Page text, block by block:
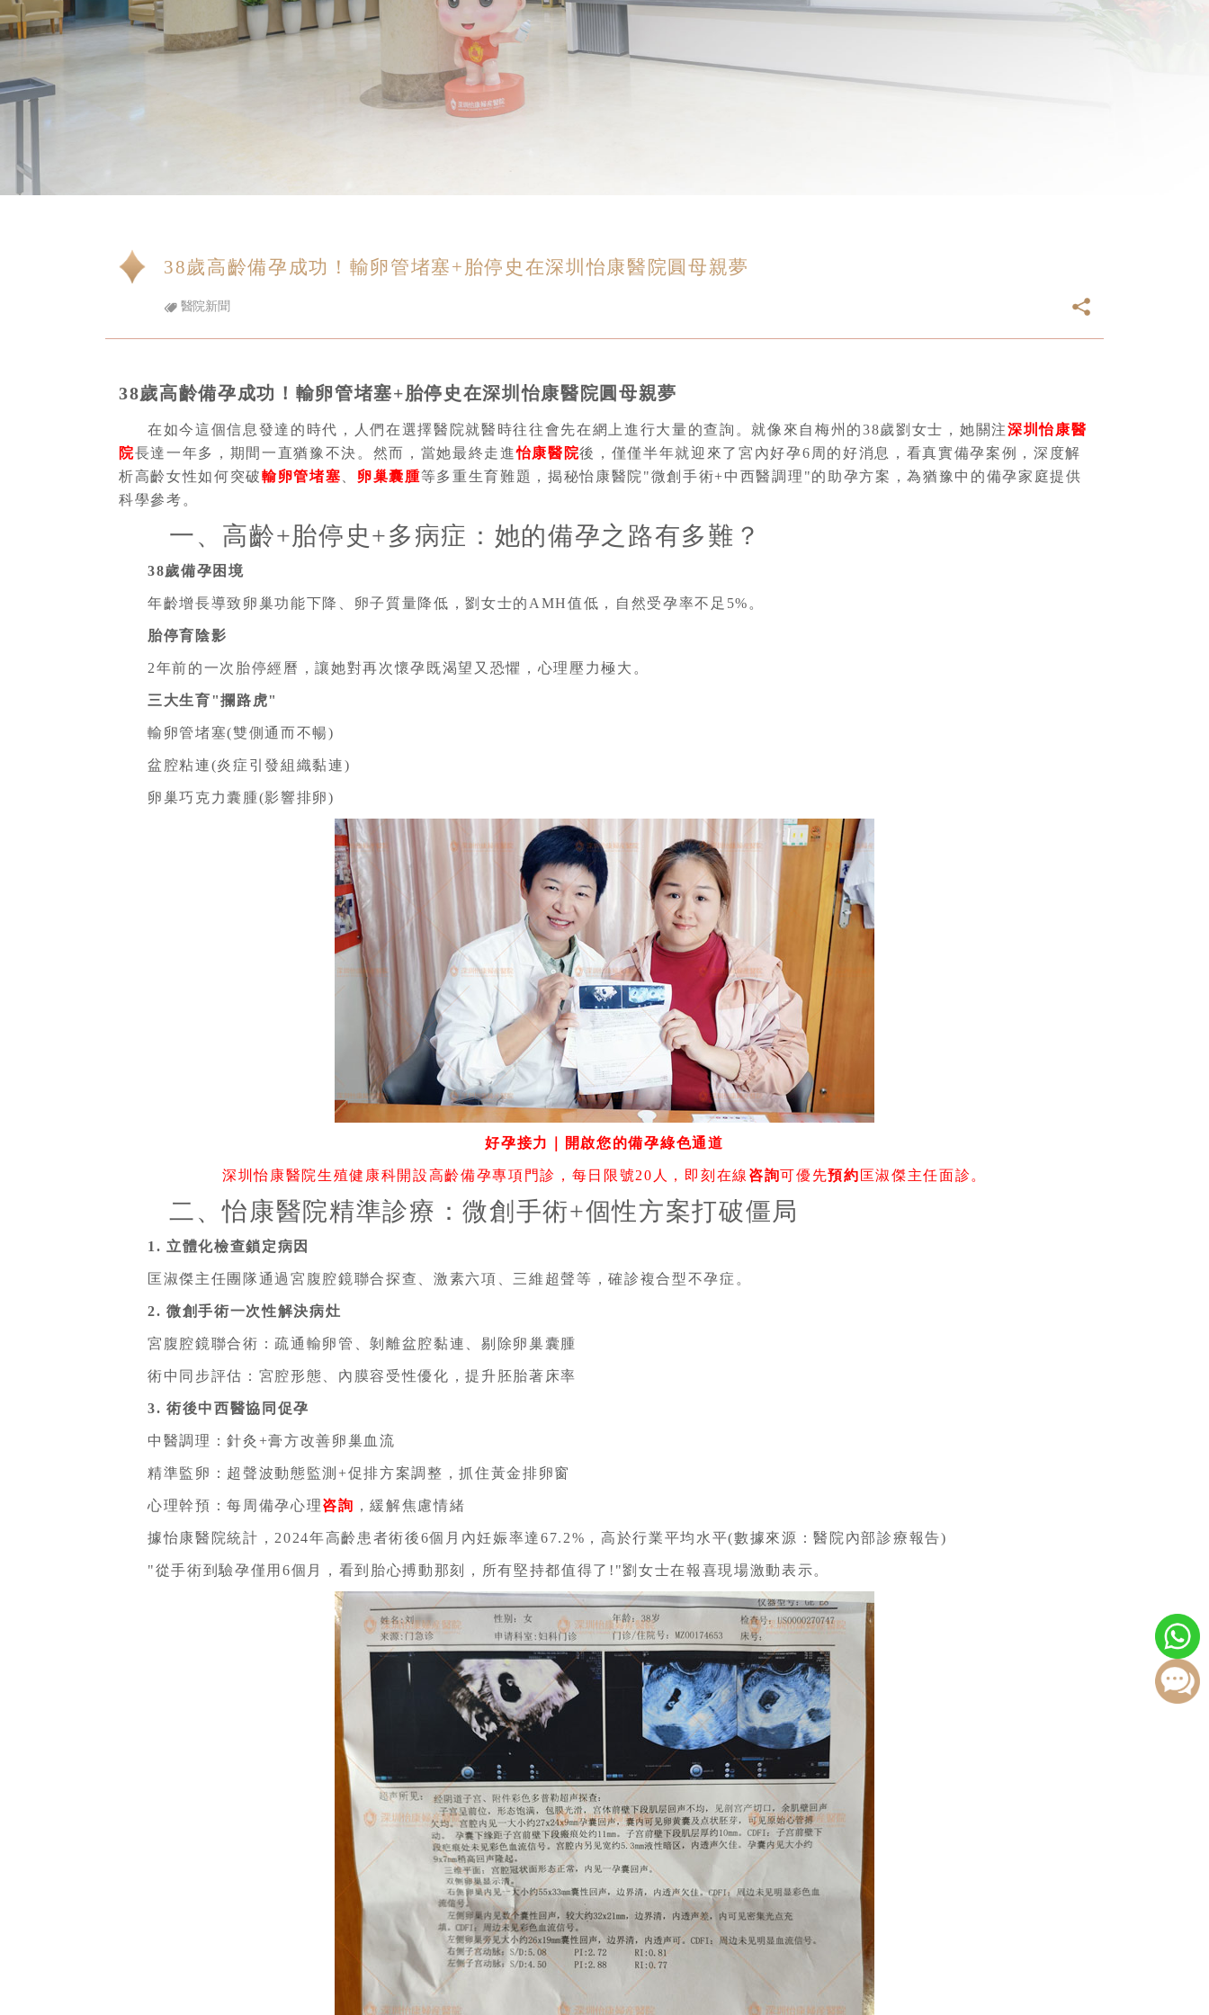
38歲高齡備孕成功！輸卵管堵塞+胎停史在深圳怡康醫院圓母親夢
醫院新聞
38歲高齡備孕成功！輸卵管堵塞+胎停史在深圳怡康醫院圓母親夢
在如今這個信息發達的時代，人們在選擇醫院就醫時往往會先在網上進行大量的查詢。就像來自梅州的38歲劉女士，她關注深圳怡康醫
院長達一年多，期間一直猶豫不決。然而，當她最終走進怡康醫院後，僅僅半年就迎來了宮內好孕6周的好消息，看真實備孕案例，深度解
析高齡女性如何突破輸卵管堵塞 卵巢囊腫等多重生育難題，揭秘怡康醫院"微創手術+中西醫調理"的助孕方案，為猶豫中的備孕家庭提供
科學參考。
一、高齡+胎停史+多病症：她的備孕之路有多難？
38歲備孕困境
年齡增長導致卵巢功能下降、卵子質量降低，劉女士的AMH值低，自然受孕率不足5%。
胎停育陰影
2年前的一次胎停經曆，讓她對再次懷孕既渴望又恐懼，心理壓力極大。
三大生育"攔路虎"
輸卵管堵塞(雙側通而不暢)
盆腔粘連(炎症引發組織黏連)
卵巢巧克力囊腫(影響排卵)
好孕接力｜開啟您的備孕綠色通道
深圳怡康醫院生殖健康科開設高齡備孕專項門診，每日限號20人，即刻在線 咨詢可優先預約 匡淑傑主任面診。
二、怡康醫院精準診療：微創手術+個性方案打破僵局
1. 立體化檢查鎖定病因
匡淑傑主任團隊通過宮腹腔鏡聯合探查、激素六項、三維超聲等，確診複合型不孕症。
2. 微創手術一次性解決病灶
宮腹腔鏡聯合術：疏通輸卵管、剝離盆腔黏連、剔除卵巢囊腫
術中同步評估：宮腔形態、內膜容受性優化，提升胚胎著床率
3. 術後中西醫協同促孕
中醫調理：針灸+膏方改善卵巢血流
精準監卵：超聲波動態監測+促排方案調整，抓住黃金排卵窗
心理幹預：每周備孕心理咨詢 ，緩解焦慮情緒
據怡康醫院統計，2024年高齡患者術後6個月內妊娠率達67.2%，高於行業平均水平(數據來源：醫院內部診療報告)
"從手術到驗孕僅用6個月，看到胎心搏動那刻，所有堅持都值得了!"劉女士在報喜現場激動表示。